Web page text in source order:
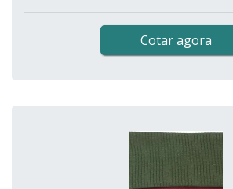
Cotar agora